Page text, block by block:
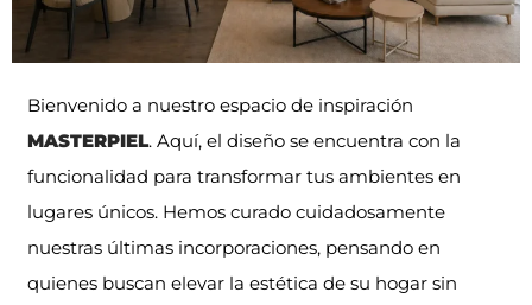
Bienvenido a nuestro espacio de inspiración
MASTERPIEL. Aquí, el diseño se encuentra con la
funcionalidad para transformar tus ambientes en
lugares únicos. Hemos curado cuidadosamente
nuestras últimas incorporaciones, pensando en
quienes buscan elevar la estética de su hogar sin